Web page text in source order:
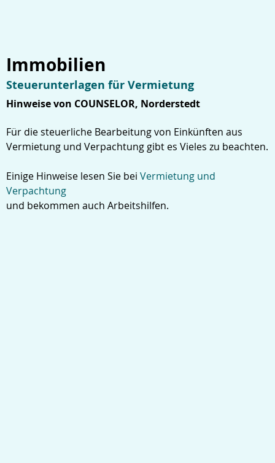
Immobilien
Steuerunterlagen für Vermietung
Hinweise von COUNSELOR, Norderstedt
Für die steuerliche Bearbeitung von Einkünften aus
Vermietung und Verpachtung gibt es Vieles zu beachten.
Einige Hinweise lesen Sie bei Vermietung und
Verpachtung
und bekommen auch Arbeitshilfen.